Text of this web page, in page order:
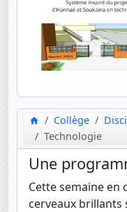
Collège
Technologie
Une
Cette semaine en
cerveaux